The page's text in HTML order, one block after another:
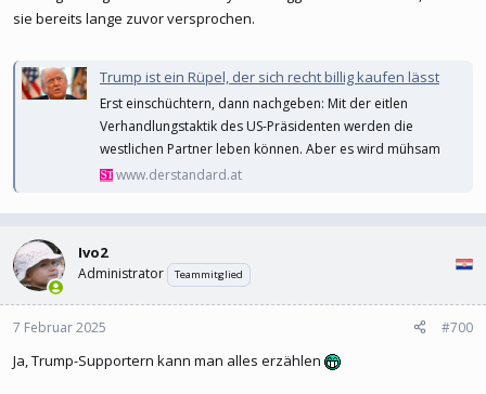
sie bereits lange zuvor versprochen.
Trump ist ein Rüpel, der sich recht billig kaufen lässt
Erst einschüchtern, dann nachgeben: Mit der eitlen
Verhandlungstaktik des US-Präsidenten werden die
westlichen Partner leben können. Aber es wird mühsam
www.derstandard.at
Ivo2
Administrator Teammitglied
7 Februar 2025 #700
Ja, Trump-Supportern kann man alles erzählen